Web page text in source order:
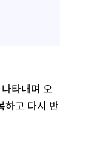
타내며 오
하고 다시 반